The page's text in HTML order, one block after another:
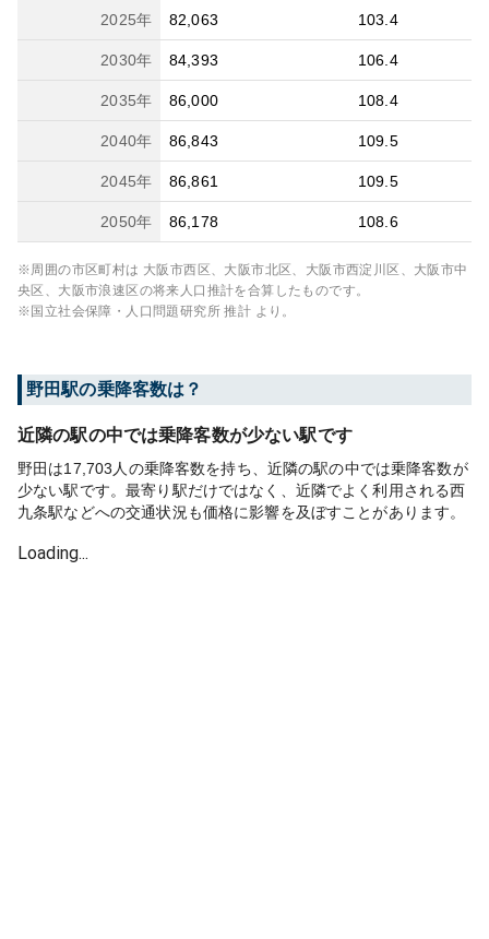
2025年 82,063 103.4
2030年 84,393 106.4
2035年 86,000 108.4
2040年 86,843 109.5
2045年 86,861 109.5
2050年 86,178 108.6
※周囲の市区町村は 大阪市西区、大阪市北区、大阪市西淀川区、大阪市中
央区、大阪市浪速区の将来人口推計を合算したものです。
※国立社会保障・人口問題研究所 推計 より。
野田駅の乗降客数は？
近隣の駅の中では乗降客数が少ない駅です
野田は17,703人の乗降客数を持ち、近隣の駅の中では乗降客数が
少ない駅です。最寄り駅だけではなく、近隣でよく利用される西
九条駅などへの交通状況も価格に影響を及ぼすことがあります。
Loading...